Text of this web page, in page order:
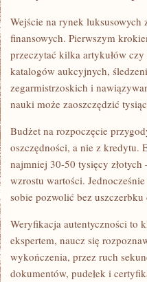
Wejście na rynek
finansowych. Pierwszym
przeczytać kilka artykułów
katalogów aukcyjnych,
zegarmistrzoskich i
nauki może zaoszczędzić
Budżet na rozpoczęcie
oszczędności, a nie z kredytu.
najmniej 30-50 tysięcy
wzrostu wartości.
sobie pozwolić bez uszczerbku
Weryfikacja autentyczności to
ekspertem, naucz się
wykończenia, przez ruch
dokumentów, pudełek i